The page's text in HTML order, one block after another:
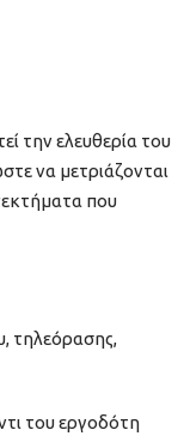
την ελευθερία του
να μετριάζονται
που
τηλεόρασης,
του εργοδότη